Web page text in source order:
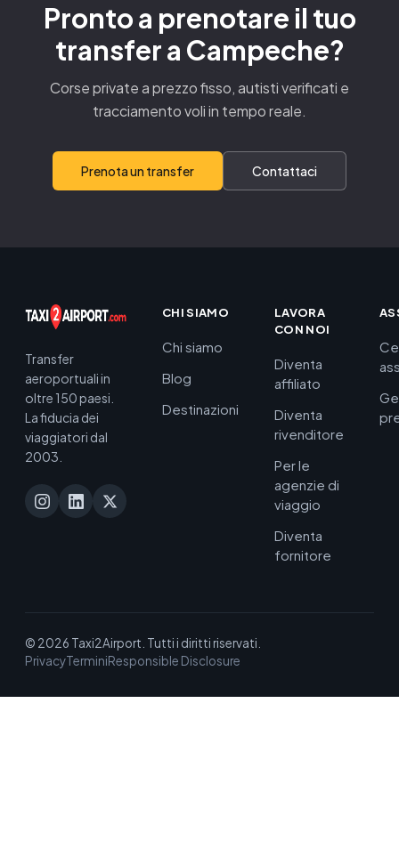
Pronto a prenotare il tuo
transfer a Campeche?
Corse private a prezzo fisso, autisti verificati e
tracciamento voli in tempo reale.
Prenota un transfer Contattaci
Transfer
aeroportuali in
oltre 150 paesi.
La fiducia dei
viaggiatori dal
2003.
CHI SIAMO
Chi siamo
Blog
Destinazioni
LAVORA
CON NOI
Diventa
affiliato
Diventa
rivenditore
Per le
agenzie di
viaggio
Diventa
fornitore
© 2026 Taxi2Airport. Tutti i diritti riservati.
PrivacyTerminiResponsible Disclosure